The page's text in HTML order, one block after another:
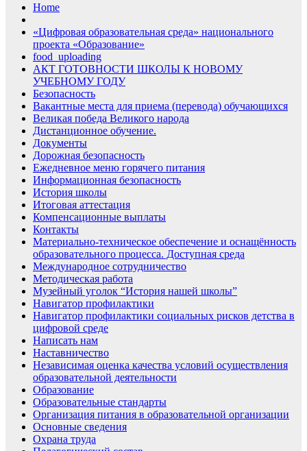
Home
«Цифровая образовательная среда» национального
проекта «Образование»
food_uploading
АКТ ГОТОВНОСТИ ШКОЛЫ К НОВОМУ
УЧЕБНОМУ ГОДУ
Безопасность
Вакантные места для приема (перевода) обучающихся
Великая победа Великого народа
Дистанционное обучение.
Документы
Дорожная безопасность
Ежедневное меню горячего питания
Информационная безопасность
История школы
Итоговая аттестация
Компенсационные выплаты
Контакты
Материально-техническое обеспечение и оснащённость
образовательного процесса. Доступная среда
Международное сотрудничество
Методическая работа
Музейный уголок “История нашей школы”
Навигатор профилактики
Навигатор профилактики социальных рисков детства в
цифровой среде
Написать нам
Наставничество
Независимая оценка качества условий осуществления
образовательной деятельности
Образование
Образовательные стандарты
Организация питания в образовательной организации
Основные сведения
Охрана труда